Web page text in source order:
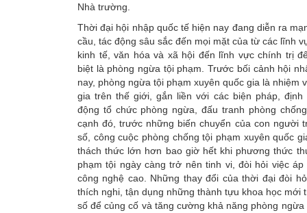
Nhà trường.
Thời đại hội nhập quốc tế hiện nay đang diễn ra
cầu, tác động sâu sắc đến mọi mặt của từ các lĩnh
kinh tế, văn hóa và xã hội đến lĩnh vực chính trị
biệt là phòng ngừa tội phạm. Trước bối cảnh hội
nay, phòng ngừa tội phạm xuyên quốc gia là nhiệm
gia trên thế giới, gắn liền với các biện pháp, định
động tổ chức phòng ngừa, đấu tranh phòng
cạnh đó, trước những biến chuyển của con người
số, công cuộc phòng chống tội phạm xuyên quốc
thách thức lớn hơn bao giờ hết khi phương thức
phạm tội ngày càng trở nên tinh vi, đòi hỏi việc áp
công nghệ cao. Những thay đổi của thời đại đòi
thích nghi, tận dụng những thành tựu khoa học mới
số để củng cố và tăng cường khả năng phòng ngừa